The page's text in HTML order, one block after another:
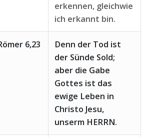
erkennen, gleichwie
ich erkannt bin.
6,23
Denn der Tod ist
der Sünde Sold;
aber die Gabe
Gottes ist das
ewige Leben in
Christo Jesu,
unserm HERRN.